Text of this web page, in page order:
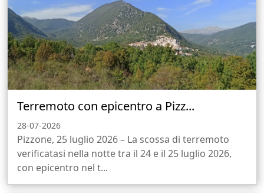
Terremoto con epicentro a Pizz...
28-07-2026
Pizzone, 25 luglio 2026 – La scossa di terremoto
verificatasi nella notte tra il 24 e il 25 luglio 2026,
con epicentro nel t...